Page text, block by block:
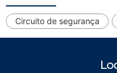
Circuito de segurança